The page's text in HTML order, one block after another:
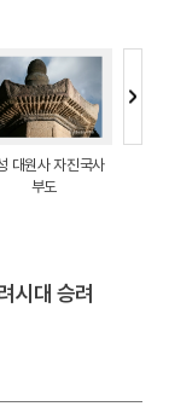
시대 승려
대원사 자진국사
부도